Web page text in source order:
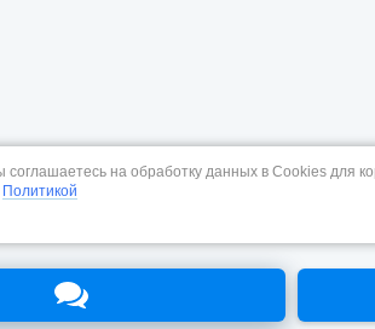
соглашаетесь на обработку данных в Cookies для
Политикой